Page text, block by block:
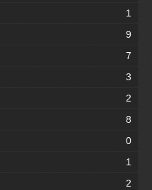
1
9
7
3
2
8
0
1
2